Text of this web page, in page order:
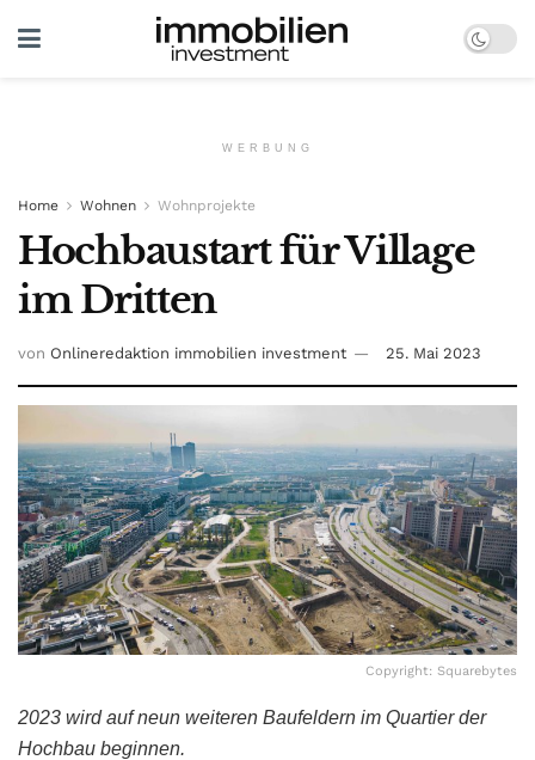
WERBUNG
Home Wohnen Wohnprojekte
Hochbaustart für Village
im Dritten
von Onlineredaktion immobilien investment 25. Mai 2023
Copyright: Squarebytes
2023 wird auf neun weiteren Baufeldern im Quartier der
Hochbau beginnen.